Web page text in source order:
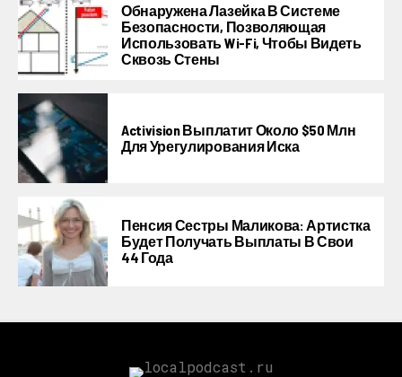
Обнаружена Лазейка В Системе
Безопасности, Позволяющая
Использовать Wi-Fi, Чтобы Видеть
Сквозь Стены
Activision Выплатит Около $50 Млн
Для Урегулирования Иска
Пенсия Сестры Маликова: Артистка
Будет Получать Выплаты В Свои
44 Года